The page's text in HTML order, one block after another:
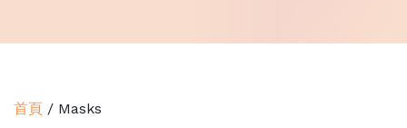
首頁 / Masks